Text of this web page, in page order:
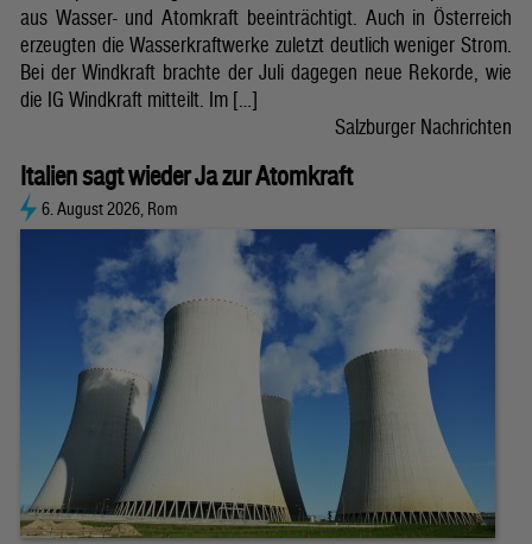
aus Wasser- und Atomkraft beeinträchtigt. Auch in Österreich
erzeugten die Wasserkraftwerke zuletzt deutlich weniger Strom.
Bei der Windkraft brachte der Juli dagegen neue Rekorde, wie
die IG Windkraft mitteilt. Im […]
Salzburger Nachrichten
Italien sagt wieder Ja zur Atomkraft
6. August 2026, Rom